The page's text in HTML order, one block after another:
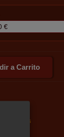
a Carrito
Comentarios